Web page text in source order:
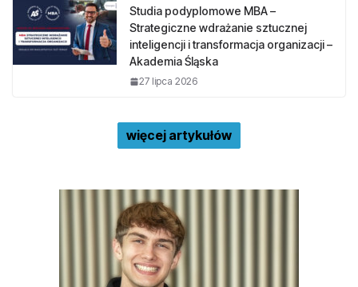
Studia podyplomowe MBA –
Strategiczne wdrażanie sztucznej
inteligencji i transformacja organizacji –
Akademia Śląska
27 lipca 2026
więcej artykułów